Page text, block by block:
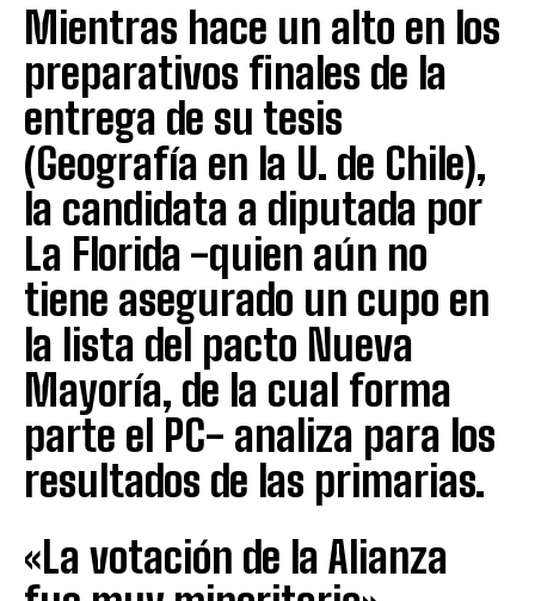
Mientras hace un alto en los
preparativos finales de la
entrega de su tesis
(Geografía en la U. de Chile),
la candidata a diputada por
La Florida -quien aún no
tiene asegurado un cupo en
la lista del pacto Nueva
Mayoría, de la cual forma
parte el PC- analiza para los
resultados de las primarias.
«La votación de la Alianza